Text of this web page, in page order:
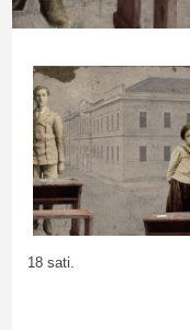
18 sati.